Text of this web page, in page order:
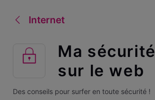
Internet
Ma sécurité
sur le web
Des conseils pour surfer en toute sécurité !